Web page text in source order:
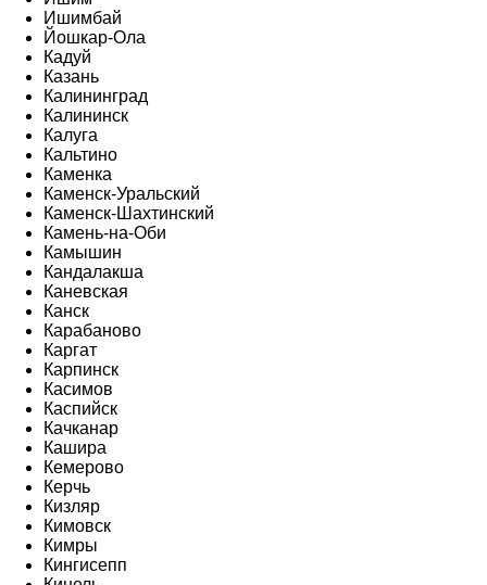
Ишимбай
Йошкар-Ола
Кадуй
Казань
Калининград
Калининск
Калуга
Кальтино
Каменка
Каменск-Уральский
Каменск-Шахтинский
Камень-на-Оби
Камышин
Кандалакша
Каневская
Канск
Карабаново
Каргат
Карпинск
Касимов
Каспийск
Качканар
Кашира
Кемерово
Керчь
Кизляр
Кимовск
Кимры
Кингисепп